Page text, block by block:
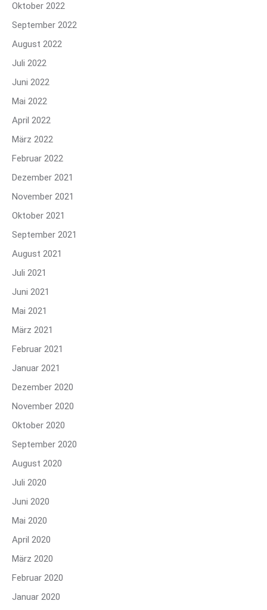
Oktober 2022
September 2022
August 2022
Juli 2022
Juni 2022
Mai 2022
April 2022
März 2022
Februar 2022
Dezember 2021
November 2021
Oktober 2021
September 2021
August 2021
Juli 2021
Juni 2021
Mai 2021
März 2021
Februar 2021
Januar 2021
Dezember 2020
November 2020
Oktober 2020
September 2020
August 2020
Juli 2020
Juni 2020
Mai 2020
April 2020
März 2020
Februar 2020
Januar 2020